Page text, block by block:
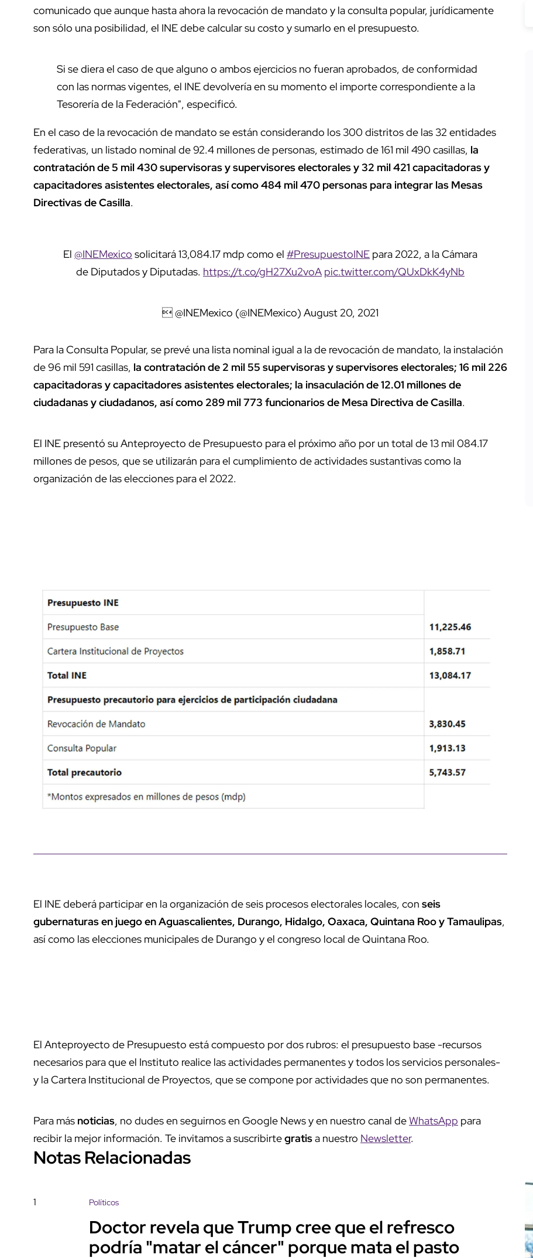
comunicado que aunque hasta ahora la revocación de mandato y la consulta popular, jurídicamente
son sólo una posibilidad, el INE debe calcular su costo y sumarlo en el presupuesto.
Si se diera el caso de que alguno o ambos ejercicios no fueran aprobados, de conformidad
con las normas vigentes, el INE devolvería en su momento el importe correspondiente a la
Tesorería de la Federación", especificó.
En el caso de la revocación de mandato se están considerando los 300 distritos de las 32 entidades
federativas, un listado nominal de 92.4 millones de personas, estimado de 161 mil 490 casillas, la
contratación de 5 mil 430 supervisoras y supervisores electorales y 32 mil 421 capacitadoras y
capacitadores asistentes electorales, así como 484 mil 470 personas para integrar las Mesas
Directivas de Casilla.
El @INEMexico solicitará 13,084.17 mdp como el #PresupuestoINE para 2022, a la Cámara
de Diputados y Diputadas. https://t.co/gH27Xu2voA pic.twitter.com/QUxDkK4yNb
 @INEMexico (@INEMexico) August 20, 2021
Para la Consulta Popular, se prevé una lista nominal igual a la de revocación de mandato, la instalación
de 96 mil 591 casillas, la contratación de 2 mil 55 supervisoras y supervisores electorales; 16 mil 226
capacitadoras y capacitadores asistentes electorales; la insaculación de 12.01 millones de
ciudadanas y ciudadanos, así como 289 mil 773 funcionarios de Mesa Directiva de Casilla.
El INE presentó su Anteproyecto de Presupuesto para el próximo año por un total de 13 mil 084.17
millones de pesos, que se utilizarán para el cumplimiento de actividades sustantivas como la
organización de las elecciones para el 2022.
El INE deberá participar en la organización de seis procesos electorales locales, con seis
gubernaturas en juego en Aguascalientes, Durango, Hidalgo, Oaxaca, Quintana Roo y Tamaulipas,
así como las elecciones municipales de Durango y el congreso local de Quintana Roo.
El Anteproyecto de Presupuesto está compuesto por dos rubros: el presupuesto base -recursos
necesarios para que el Instituto realice las actividades permanentes y todos los servicios personales-
y la Cartera Institucional de Proyectos, que se compone por actividades que no son permanentes.
Para más noticias, no dudes en seguirnos en Google News y en nuestro canal deWhatsApp para
recibir la mejor información. Te invitamos a suscribirtegratisa nuestro Newsletter.
Notas Relacionadas
1 Políticos
Doctor revela que Trump cree que el refresco
podría "matar el cáncer" porque mata el pasto